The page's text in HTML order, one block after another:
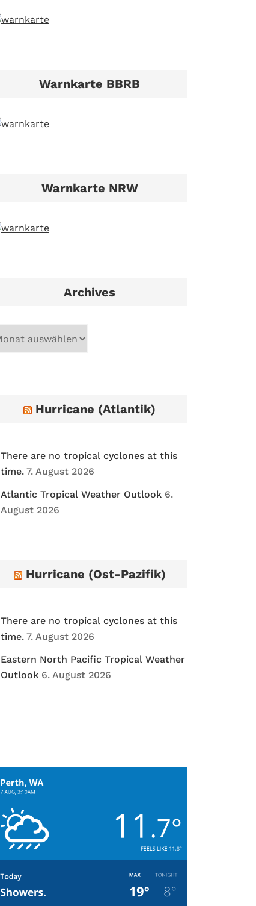
Warnkarte BBRB
Warnkarte NRW
Archives
Hurricane (Atlantik)
There are no tropical cyclones at this
time. 7. August 2026
Atlantic Tropical Weather Outlook 6.
August 2026
Hurricane (Ost-Pazifik)
There are no tropical cyclones at this
time. 7. August 2026
Eastern North Pacific Tropical Weather
Outlook 6. August 2026